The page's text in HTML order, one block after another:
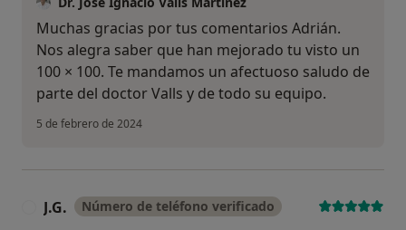
Muchas gracias por tus comentarios Adrián.
Nos alegra saber que han mejorado tu visto un
100 × 100. Te mandamos un afectuoso saludo de
parte del doctor Valls y de todo su equipo.
5 de febrero de 2024
J.G. Número de teléfono verificado